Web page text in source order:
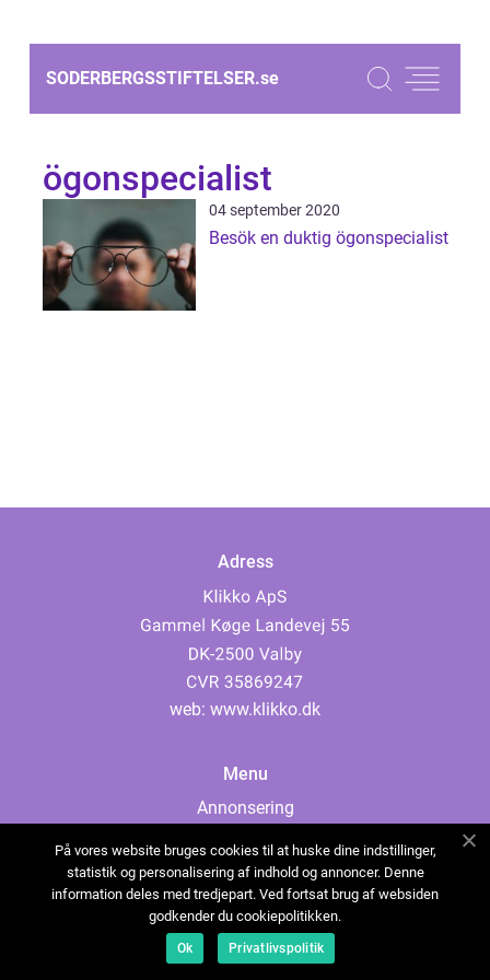
SODERBERGSSTIFTELSER.se
ögonspecialist
04 september 2020
Besök en duktig ögonspecialist
Adress
web: www.klikko.dk
Menu
Annonsering
Cookies
Kontakta oss
Sitemap
På vores website bruges cookies til at huske dine indstillinger,
statistik og personalisering af indhold og annoncer. Denne
information deles med tredjepart. Ved fortsat brug af websiden
godkender du cookiepolitikken.
Ok Privatlivspolitik